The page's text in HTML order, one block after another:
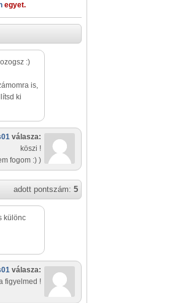
egyet.
:)
is,
ki
válasza:
köszi !
fogom :) )
adott pontszám: 5
különc
válasza:
figyelmed !